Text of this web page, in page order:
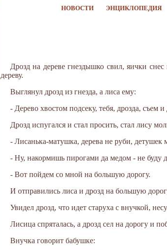
НОВОСТИ ЭНЦИКЛОПЕДИЯ
Дрозд на дереве гнездышко свил, яички
дереву.
Выглянул дрозд из гнезда, а лиса ему:
- Дерево хвостом подсеку, тебя, дрозда, съем
Дрозд испугался и стал просить, стал лису
- Лисанька-матушка, дерева не руби,
- Ну, накормишь пирогами да медом - не буду
- Вот пойдем со мной на большую дорогу.
И отправились лиса и дрозд на большую
Увидел дрозд, что идет старуха с внучкой,
Лисица спряталась, а дрозд сел на дорогу и
Внучка говорит бабушке: